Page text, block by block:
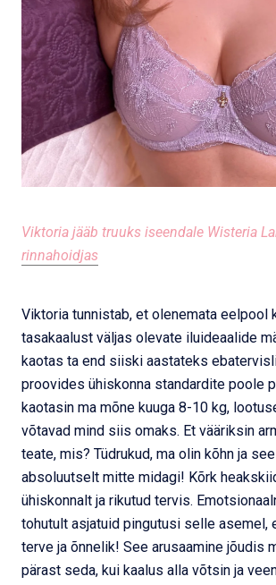
Viktoria jääb truuks iseendale Wisteria
rinnahoidjas
Viktoria tunnistab, et olenemata eelpool
tasakaalust väljas olevate iluideaalide
kaotas ta end siiski aastateks
proovides ühiskonna standardite poole
kaotasin ma mõne kuuga 8-10 kg,
võtavad mind siis omaks. Et vääriksin
teate, mis? Tüdrukud, ma olin kõhn ja
absoluutselt mitte midagi! Kõrk
ühiskonnalt ja rikutud tervis.
tohutult asjatuid pingutusi selle asemel,
terve ja õnnelik! See arusaamine jõudis
pärast seda, kui kaalus alla võtsin ja